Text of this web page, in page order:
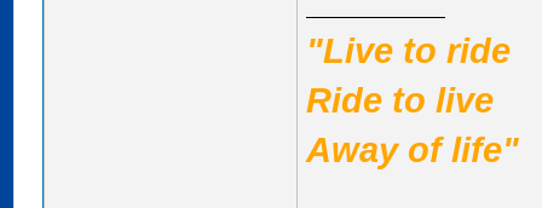
"Live to ride
Ride to live
Away of life"